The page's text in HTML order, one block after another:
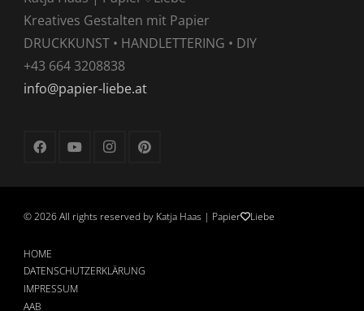
Kreatives Gestalten mit Papier
DRUCKKUNST • HANDLETTERING • DIY
+43 664 3208838
info@papier-liebe.at
©2026 All rights reserved by Katja Haas | Papier Liebe
HOME
DATENSCHUTZERKLÄRUNG
IMPRESSUM
AAB